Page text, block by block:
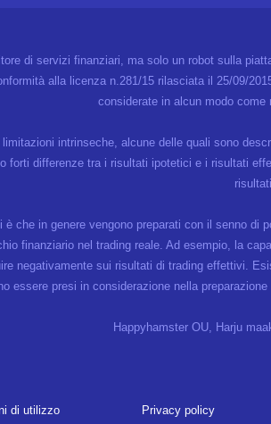
di utilizzo Privacy policy
di servizi finanziari, ma solo un robot sulla
alla licenza n.281/15 rilasciata il 25/09/
considerate in alcun modo
limitazioni intrinseche, alcune delle quali sono
forti differenze tra i risultati ipotetici e i risultati
che in genere vengono preparati con il senno
finanziario nel trading reale. Ad esempio, la
negativamente sui risultati di trading effettivi.
essere presi in considerazione nella
Happyhamster OU, Harju